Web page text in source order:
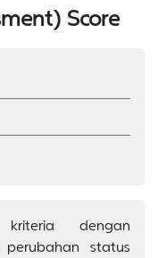
Score
dengan
status